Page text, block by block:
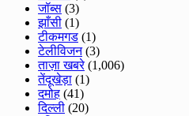
जॉब्स (3)
झाँसी (1)
टीकमगड (1)
टेलीविजन(3)
ताज़ा खबरे(1,006)
तेंदूखेड़ा (1)
दमोह (41)
दिल्ली (20)